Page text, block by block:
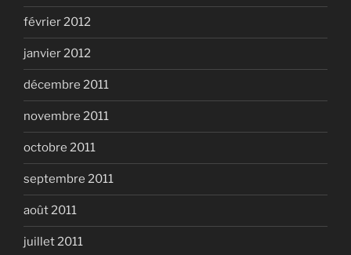
février 2012
janvier 2012
décembre 2011
novembre 2011
octobre 2011
septembre 2011
août 2011
juillet 2011